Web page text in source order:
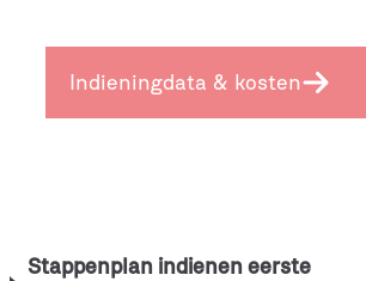
Indieningdata & kosten
Stappenplan indienen eerste